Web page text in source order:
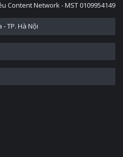
Content Network - MST 0109954149
TP. Hà Nội